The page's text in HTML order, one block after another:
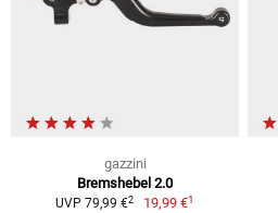
gazzini
Bremshebel 2.0
UVP 79,99 €2 19,99 €1